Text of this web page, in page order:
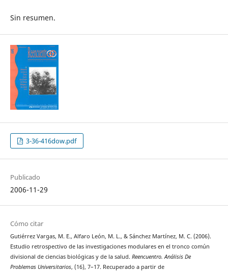
Sin resumen.
3-36-416dow.pdf
Publicado
2006-11-29
Cómo citar
Gutiérrez Vargas, M. E., Alfaro León, M. L., & Sánchez Martínez, M. C. (2006).
Estudio retrospectivo de las investigaciones modulares en el tronco común
divisional de ciencias biológicas y de la salud. Reencuentro. Análisis De
Problemas Universitarios, (16), 7–17. Recuperado a partir de